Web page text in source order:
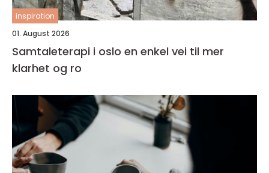
inspiration
01. August 2026
Samtaleterapi i oslo en enkel vei til mer
klarhet og ro